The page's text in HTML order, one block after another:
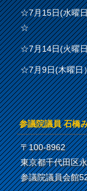
☆7月15日(水曜
☆
☆7月14日(火曜
☆7月9日(木曜日
参議院議員 石橋
〒100-8962
東京都千代田区
参議院議員会館